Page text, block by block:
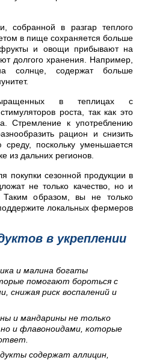
собранной в разгар теплого
в пище сохраняется больше
и овощи прибывают на
долгого хранения. Например,
солнце, содержат больше
в теплицах с
роста, так как это
Стремление к употреблению
рацион и снизить
поскольку уменьшается
из дальних регионов.
покупки сезонной продукции в
не только качество, но и
Таким образом, вы не только
локальных фермеров
в укреплении
и малина богаты
помогают бороться с
снижая риск воспалений и
и мандарины не только
и флавоноидами, которые
содержат аллицин,